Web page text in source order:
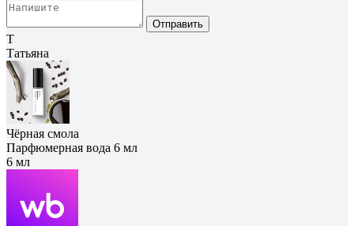
Отправить
Т
Татьяна
Чёрная смола
Парфюмерная вода 6 мл
6 мл